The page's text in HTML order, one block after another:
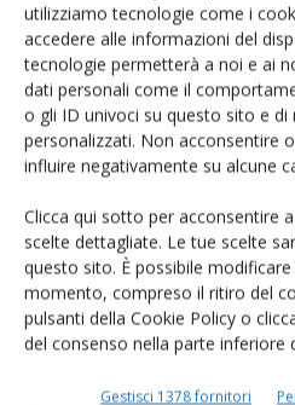
utilizziamo tecnologie come i
accedere alle informazioni del
tecnologie permetterà a noi e ai
dati personali come il
o gli ID univoci su questo sito e
personalizzati. Non acconsentire
influire negativamente su alcune
Clicca qui sotto per acconsentire
scelte dettagliate. Le tue scelte
questo sito. È possibile
momento, compreso il ritiro del
pulsanti della Cookie Policy o
del consenso nella parte inferiore
Gestisci 1378 fornitori
Rimani